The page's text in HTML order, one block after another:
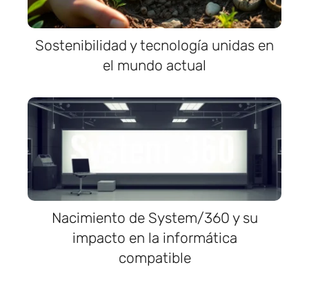
Sostenibilidad y tecnología unidas en
el mundo actual
Nacimiento de System/360 y su
impacto en la informática
compatible